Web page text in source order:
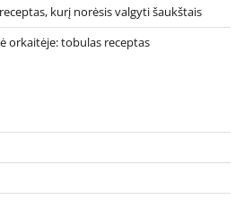
kurį norėsis valgyti šaukštais
orkaitėje: tobulas receptas